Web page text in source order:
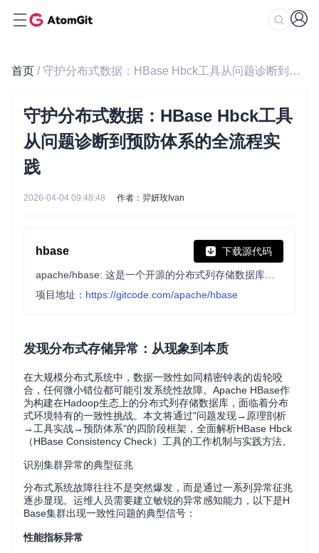
首页 / 守护分布式数据：HBase Hbck工具从问题诊断到预防体系的全流程实践
守护分布式数据：HBase Hbck工具
从问题诊断到预防体系的全流程实
践
2026-04-04 09:48:48 作者：羿妍玫Ivan
hbase 下载源代码
项目地址： https://gitcode.com/apache/hbase
发现分布式存储异常：从现象到本质
在大规模分布式系统中，数据一致性如同精密钟表的齿轮咬
合，任何微小错位都可能引发系统性故障。Apache HBase作
为构建在Hadoop生态上的分布式列存储数据库，面临着分布
式环境特有的一致性挑战。本文将通过"问题发现→原理剖析
→工具实战→预防体系"的四阶段框架，全面解析HBase Hbck
（HBase Consistency Check）工具的工作机制与实践方法。
识别集群异常的典型征兆
分布式系统故障往往不是突然爆发，而是通过一系列异常征兆
逐步显现。运维人员需要建立敏锐的异常感知能力，以下是H
Base集群出现一致性问题的典型信号：
性能指标异常